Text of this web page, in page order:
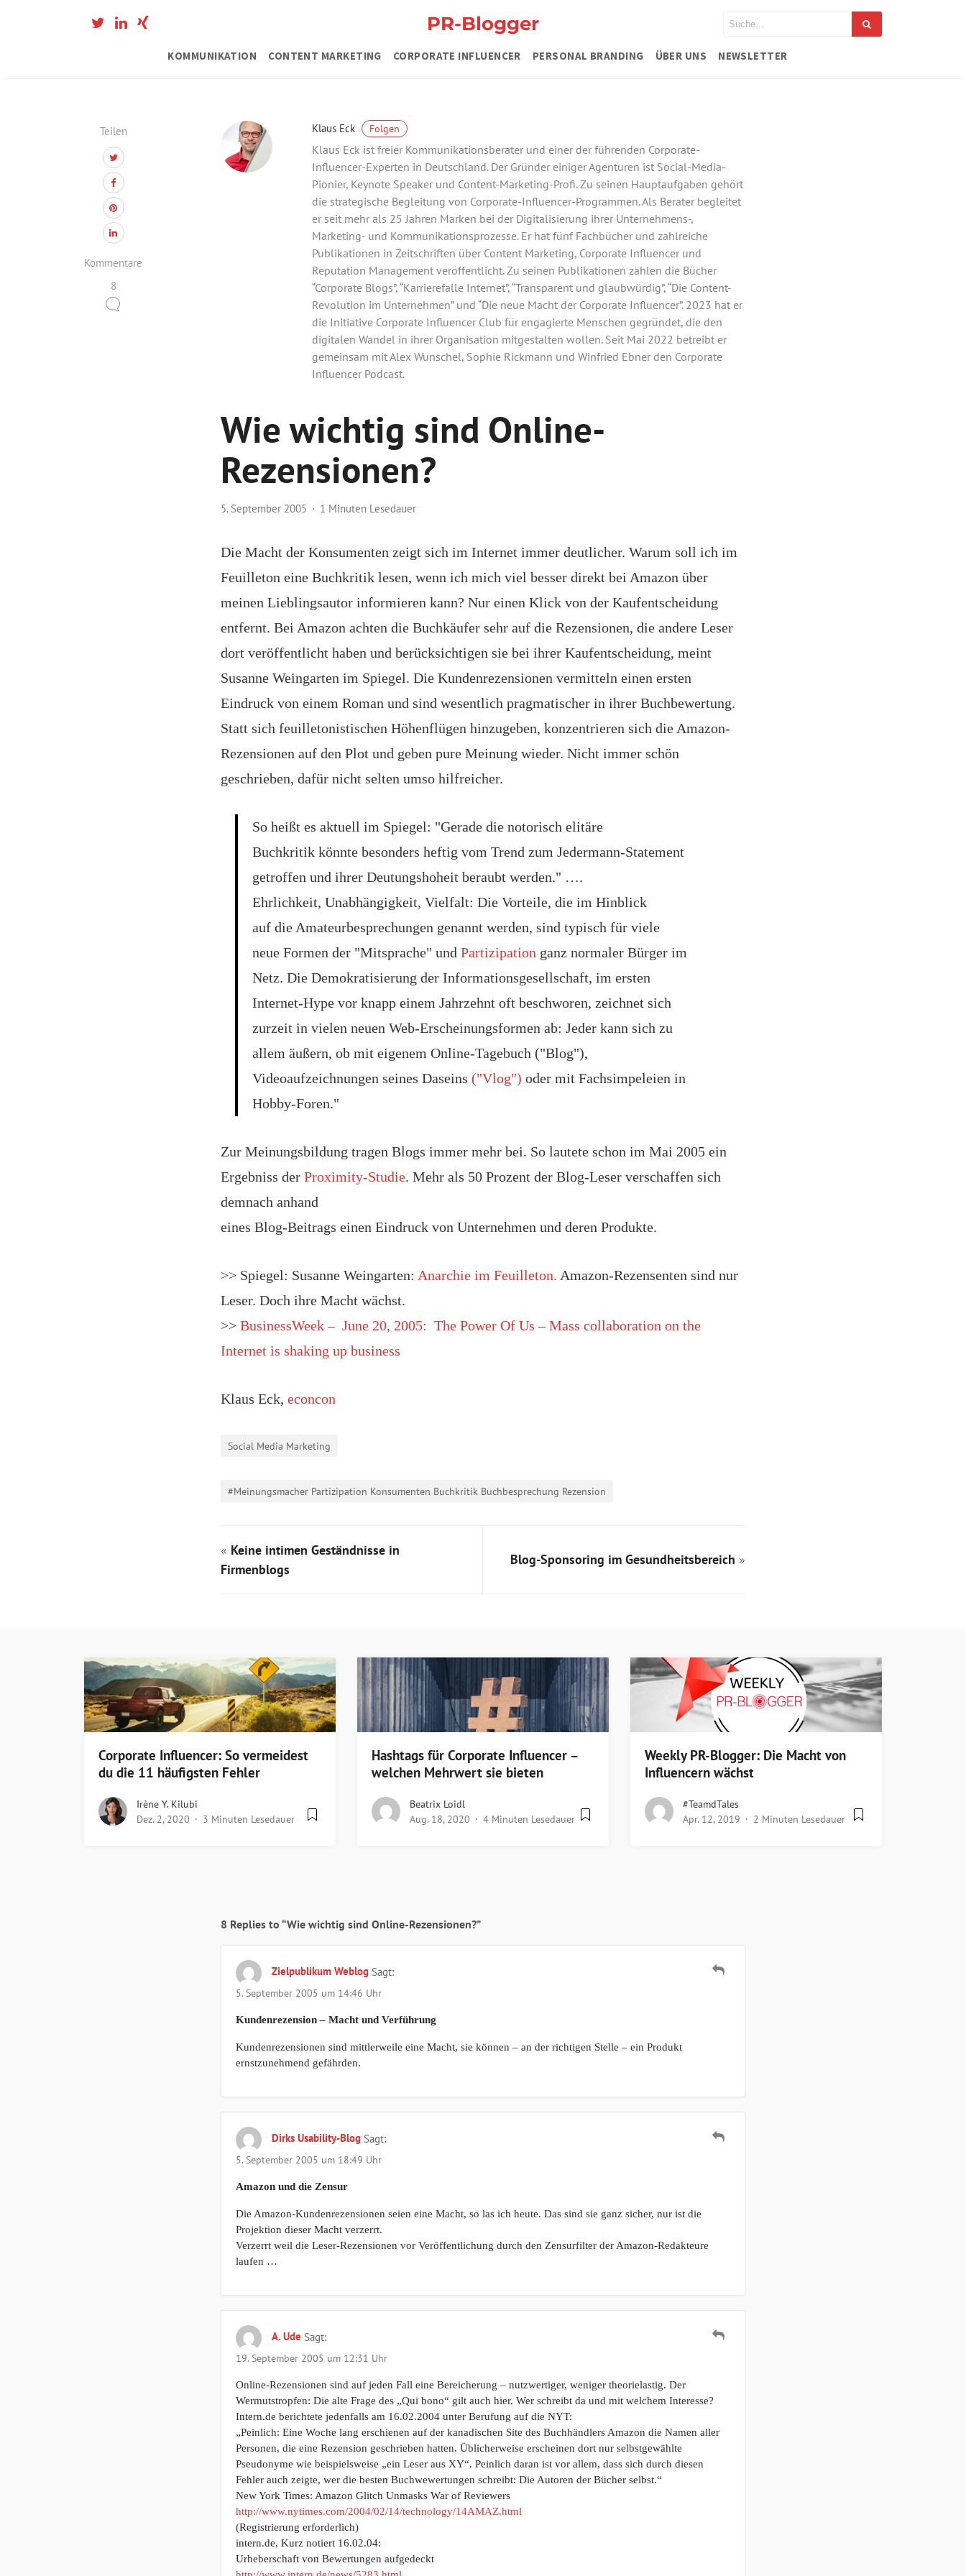
PR-Blogger
KOMMUNIKATION CONTENT MARKETING CORPORATE INFLUENCER PERSONAL BRANDING ÜBER UNS NEWSLETTER
Teilen
Kommentare
8
Klaus Eck Folgen
Klaus Eck ist freier Kommunikationsberater und einer der führenden Corporate-
Influencer-Experten in Deutschland. Der Gründer einiger Agenturen ist Social-Media-
Pionier, Keynote Speaker und Content-Marketing-Profi. Zu seinen Hauptaufgaben gehört
die strategische Begleitung von Corporate-Influencer-Programmen. Als Berater begleitet
er seit mehr als 25 Jahren Marken bei der Digitalisierung ihrer Unternehmens-,
Marketing- und Kommunikationsprozesse. Er hat fünf Fachbücher und zahlreiche
Publikationen in Zeitschriften über Content Marketing, Corporate Influencer und
Reputation Management veröffentlicht. Zu seinen Publikationen zählen die Bücher
“Corporate Blogs”, “Karrierefalle Internet”, “Transparent und glaubwürdig”, “Die Content-
Revolution im Unternehmen” und “Die neue Macht der Corporate Influencer”. 2023 hat er
die Initiative Corporate Influencer Club für engagierte Menschen gegründet, die den
digitalen Wandel in ihrer Organisation mitgestalten wollen. Seit Mai 2022 betreibt er
gemeinsam mit Alex Wunschel, Sophie Rickmann und Winfried Ebner den Corporate
Influencer Podcast.
Wie wichtig sind Online-
Rezensionen?
5. September 2005 1 Minuten Lesedauer
Die Macht der Konsumenten zeigt sich im Internet immer deutlicher. Warum soll ich im
Feuilleton eine Buchkritik lesen, wenn ich mich viel besser direkt bei Amazon über
meinen Lieblingsautor informieren kann? Nur einen Klick von der Kaufentscheidung
entfernt. Bei Amazon achten die Buchkäufer sehr auf die Rezensionen, die andere Leser
dort veröffentlicht haben und berücksichtigen sie bei ihrer Kaufentscheidung, meint
Susanne Weingarten im Spiegel. Die Kundenrezensionen vermitteln einen ersten
Eindruck von einem Roman und sind wesentlich pragmatischer in ihrer Buchbewertung.
Statt sich feuilletonistischen Höhenflügen hinzugeben, konzentrieren sich die Amazon-
Rezensionen auf den Plot und geben pure Meinung wieder. Nicht immer schön
geschrieben, dafür nicht selten umso hilfreicher.
So heißt es aktuell im Spiegel: "Gerade die notorisch elitäre
Buchkritik könnte besonders heftig vom Trend zum Jedermann-Statement
getroffen und ihrer Deutungshoheit beraubt werden." ….
Ehrlichkeit, Unabhängigkeit, Vielfalt: Die Vorteile, die im Hinblick
auf die Amateurbesprechungen genannt werden, sind typisch für viele
neue Formen der "Mitsprache" und Partizipation ganz normaler Bürger im
Netz. Die Demokratisierung der Informationsgesellschaft, im ersten
Internet-Hype vor knapp einem Jahrzehnt oft beschworen, zeichnet sich
zurzeit in vielen neuen Web-Erscheinungsformen ab: Jeder kann sich zu
allem äußern, ob mit eigenem Online-Tagebuch ("Blog"),
Videoaufzeichnungen seines Daseins ("Vlog") oder mit Fachsimpeleien in
Hobby-Foren."
Zur Meinungsbildung tragen Blogs immer mehr bei. So lautete schon im Mai 2005 ein
Ergebniss der Proximity-Studie. Mehr als 50 Prozent der Blog-Leser verschaffen sich
demnach anhand
eines Blog-Beitrags einen Eindruck von Unternehmen und deren Produkte.
>> Spiegel: Susanne Weingarten: Anarchie im Feuilleton. Amazon-Rezensenten sind nur
Leser. Doch ihre Macht wächst.
>> BusinessWeek – June 20, 2005: The Power Of Us – Mass collaboration on the
Internet is shaking up business
Klaus Eck, econcon
Social Media Marketing
#Meinungsmacher Partizipation Konsumenten Buchkritik Buchbesprechung Rezension
« Keine intimen Geständnisse in
Firmenblogs
Blog-Sponsoring im Gesundheitsbereich »
Corporate Influencer: So vermeidest
du die 11 häufigsten Fehler
Irène Y. Kilubi
Dez. 2, 2020
3 Minuten Lesedauer
Hashtags für Corporate Influencer –
welchen Mehrwert sie bieten
Beatrix Loidl
Aug. 18, 2020
4 Minuten Lesedauer
Weekly PR-Blogger: Die Macht von
Influencern wächst
#teamdTales
Apr. 12, 2019
2 Minuten Lesedauer
8 Replies to “Wie wichtig sind Online-Rezensionen?”
Zielpublikum Weblog Sagt:
5. September 2005 um 14:46 Uhr
Kundenrezension – Macht und Verführung
Kundenrezensionen sind mittlerweile eine Macht, sie können – an der richtigen Stelle – ein Produkt
ernstzunehmend gefährden.
Dirks Usability-Blog Sagt:
5. September 2005 um 18:49 Uhr
Amazon und die Zensur
Die Amazon-Kundenrezensionen seien eine Macht, so las ich heute. Das sind sie ganz sicher, nur ist die
Projektion dieser Macht verzerrt.
Verzerrt weil die Leser-Rezensionen vor Veröffentlichung durch den Zensurfilter der Amazon-Redakteure
laufen …
A. Ude Sagt:
19. September 2005 um 12:31 Uhr
Online-Rezensionen sind auf jeden Fall eine Bereicherung – nutzwertiger, weniger theorielastig. Der
Wermutstropfen: Die alte Frage des „Qui bono“ gilt auch hier. Wer schreibt da und mit welchem Interesse?
Intern.de berichtete jedenfalls am 16.02.2004 unter Berufung auf die NYT:
„Peinlich: Eine Woche lang erschienen auf der kanadischen Site des Buchhändlers Amazon die Namen aller
Personen, die eine Rezension geschrieben hatten. Üblicherweise erscheinen dort nur selbstgewählte
Pseudonyme wie beispielsweise „ein Leser aus XY“. Peinlich daran ist vor allem, dass sich durch diesen
Fehler auch zeigte, wer die besten Buchwewertungen schreibt: Die Autoren der Bücher selbst.“
New York Times: Amazon Glitch Unmasks War of Reviewers
http://www.nytimes.com/2004/02/14/technology/14AMAZ.html
(Registrierung erforderlich)
intern.de, Kurz notiert 16.02.04:
Urheberschaft von Bewertungen aufgedeckt